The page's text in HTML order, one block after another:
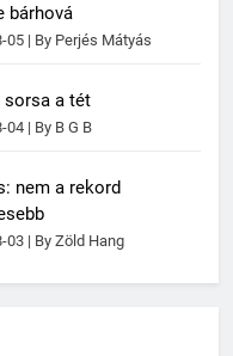
bárhová
05 By Perjés Mátyás
sorsa a tét
04 By B G B
nem a rekord
03 By Zöld Hang